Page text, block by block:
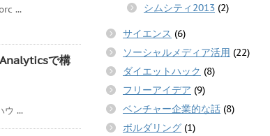
...
で構
ウ ...
シムシティ2013 (2)
サイエンス (6)
ソーシャルメディア活用 (22)
ダイエットハック (8)
フリーアイデア (9)
ベンチャー企業的な話 (8)
ボルダリング (1)